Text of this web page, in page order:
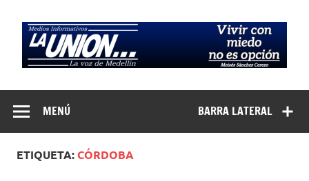
contenido
Medios
Informativos La
Unión…
BARRA LATERAL
MENÚ
ETIQUETA:CÓRDOBA